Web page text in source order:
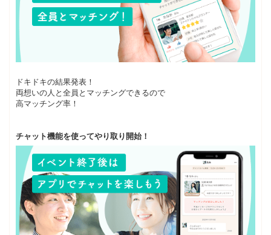
ドキドキの結果発表！
両想いの人と全員とマッチングできるので
高マッチング率！
チャット機能を使ってやり取り開始！